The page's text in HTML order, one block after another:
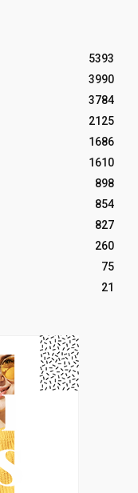
5393
3990
3784
2125
1686
1610
898
854
827
260
75
21